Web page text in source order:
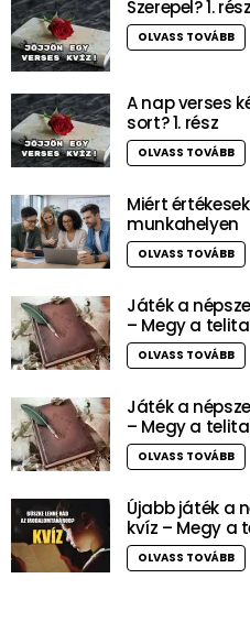
Szerepel? 1. rész
OLVASS TOVÁBB
A nap verses
sort? 1. rész
OLVASS TOVÁBB
Miért
munkahelyen
OLVASS TOVÁBB
Játék a
– Megy a
OLVASS TOVÁBB
Játék a
– Megy a
OLVASS TOVÁBB
Újabb játék a
kvíz – Megy a
OLVASS TOVÁBB